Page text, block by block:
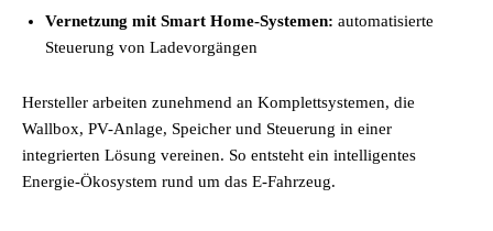
Vernetzung mit Smart Home-Systemen: automatisierte
Steuerung von Ladevorgängen
Hersteller arbeiten zunehmend an Komplettsystemen, die
Wallbox, PV-Anlage, Speicher und Steuerung in einer
integrierten Lösung vereinen. So entsteht ein intelligentes
Energie-Ökosystem rund um das E-Fahrzeug.